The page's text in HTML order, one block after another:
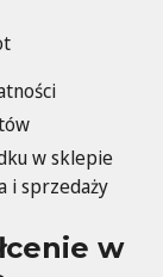
w sklepie
i sprzedaży
w